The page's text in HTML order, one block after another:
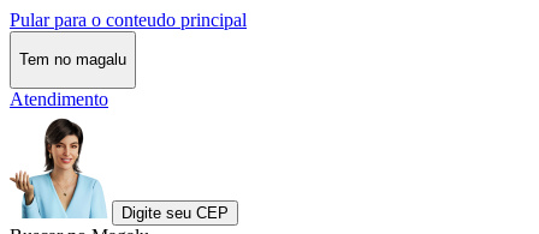
Pular para o conteudo principal
Tem no magalu
Atendimento
Digite seu CEP